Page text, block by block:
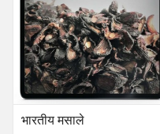
भारतीय मसाले